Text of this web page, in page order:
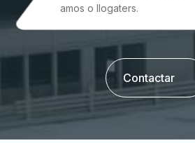
amos o llogaters.
Contactar